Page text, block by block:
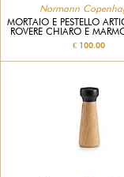
Normann
MORTAIO E PESTELLO
ROVERE CHIARO E
€ 100.00